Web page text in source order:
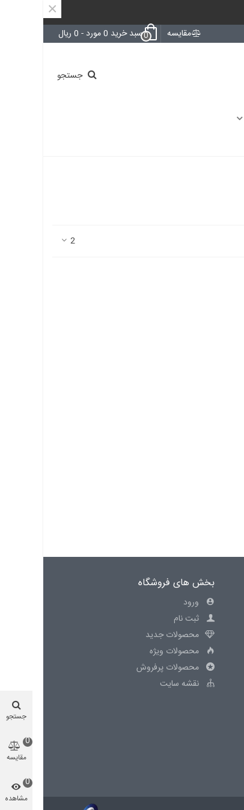
×
مقایسه 0سبد خرید 0مورد - 0 ریال
جستجو
2
بخش های فروشگاه
ورود
ثبت نام
محصولات جدید
محصولات ویژه
محصولات پرفروش
نقشه سایت
جستجو
مقایسه
0
مشاهده
0